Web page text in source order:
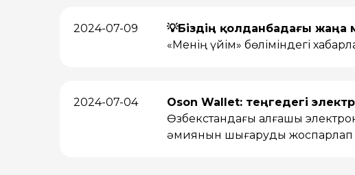
2024-07-09
💡Біздің қолданбадағы жаңа
«Менің үйім» бөліміндегі
2024-07-04
Oson Wallet: теңгедегі
Өзбекстандағы алғашқы
әмиянын шығаруды жоспарлап